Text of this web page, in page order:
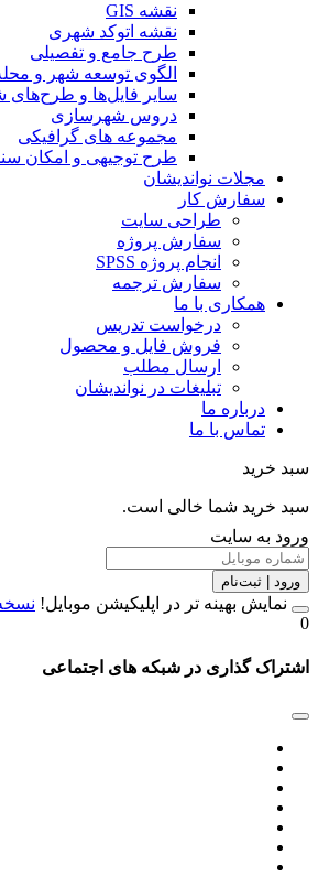
نقشه GIS
نقشه اتوکد شهری
طرح جامع و تفصیلی
الگوی توسعه شهر و
سایر فایل‌ها و
دروس شهرسازی
مجموعه های گرافیکی
طرح توجیهی و امکان
مجلات نواندیشان
سفارش کار
طراحی سایت
سفارش پروژه
انجام پروژه SPSS
سفارش ترجمه
همکاری با ما
درخواست تدریس
فروش فایل و محصول
ارسال مطلب
تبلیغات در نواندیشان
درباره ما
تماس با ما
سبد خرید
سبد خرید شما خالی است.
ورود به سایت
ورود | ثبت‌نام
نمایش بهینه تر در اپلیکیشن موبایل!
0
اشتراک گذاری در شبکه های اجتماعی